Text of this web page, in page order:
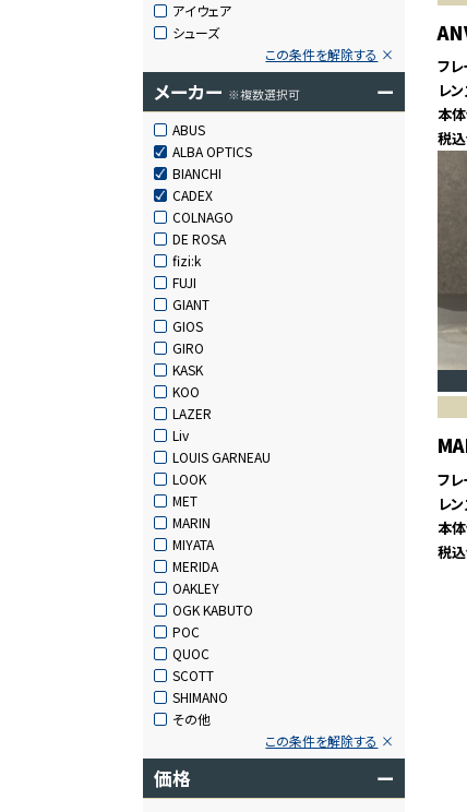
アイウェア
シューズ
この条件を解除する
メーカー ※複数選択可 ー
ABUS
ALBA OPTICS
BIANCHI
CADEX
COLNAGO
DE ROSA
fizi:k
FUJI
GIANT
GIOS
GIRO
KASK
KOO
LAZER
Liv
LOUIS GARNEAU
LOOK
MET
MARIN
MIYATA
MERIDA
OAKLEY
OGK KABUTO
POC
QUOC
SCOTT
SHIMANO
その他
この条件を解除する
価格 ー
フ
レ
本
税
フレ
レ
本
税